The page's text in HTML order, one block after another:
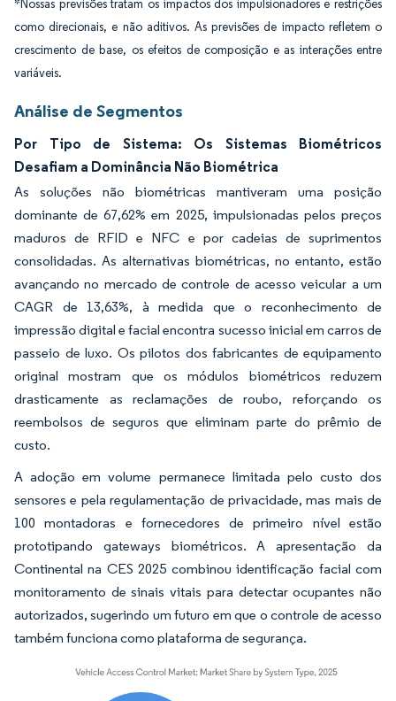
*Nossas previsões tratam os impactos dos impulsionadores e restrições
como direcionais, e não aditivos. As previsões de impacto refletem o
crescimento de base, os efeitos de composição e as interações entre
variáveis.
Análise de Segmentos
Por Tipo de Sistema: Os Sistemas Biométricos
Desafiam a Dominância Não Biométrica
As soluções não biométricas mantiveram uma posição
dominante de 67,62% em 2025, impulsionadas pelos preços
maduros de RFID e NFC e por cadeias de suprimentos
consolidadas. As alternativas biométricas, no entanto, estão
avançando no mercado de controle de acesso veicular a um
CAGR de 13,63%, à medida que o reconhecimento de
impressão digital e facial encontra sucesso inicial em carros de
passeio de luxo. Os pilotos dos fabricantes de equipamento
original mostram que os módulos biométricos reduzem
drasticamente as reclamações de roubo, reforçando os
reembolsos de seguros que eliminam parte do prêmio de
custo.
A adoção em volume permanece limitada pelo custo dos
sensores e pela regulamentação de privacidade, mas mais de
100 montadoras e fornecedores de primeiro nível estão
prototipando gateways biométricos. A apresentação da
Continental na CES 2025 combinou identificação facial com
monitoramento de sinais vitais para detectar ocupantes não
autorizados, sugerindo um futuro em que o controle de acesso
também funciona como plataforma de segurança.